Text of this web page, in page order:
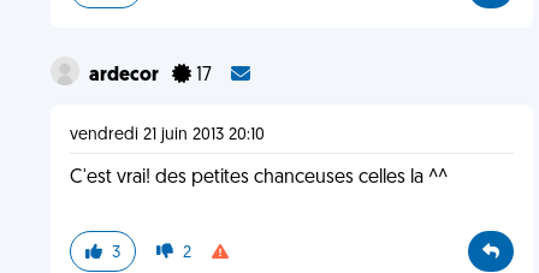
ardecor 17
vendredi 21 juin 2013 20:10
C'est vrai! des petites chanceuses celles la ^^
3 2